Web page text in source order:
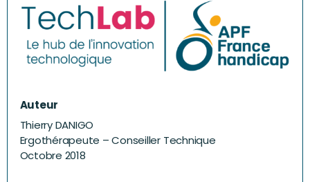
Auteur
Thierry DANIGO
Ergothérapeute – Conseiller Technique
Octobre 2018